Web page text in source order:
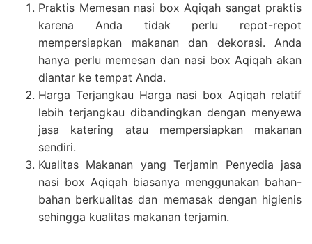
Praktis Memesan nasi box Aqiqah sangat praktis
karena Anda tidak perlu repot-repot
mempersiapkan makanan dan dekorasi. Anda
hanya perlu memesan dan nasi box Aqiqah akan
diantar ke tempat Anda.
Harga Terjangkau Harga nasi box Aqiqah relatif
lebih terjangkau dibandingkan dengan menyewa
jasa katering atau mempersiapkan makanan
sendiri.
Kualitas Makanan yang Terjamin Penyedia jasa
nasi box Aqiqah biasanya menggunakan bahan-
bahan berkualitas dan memasak dengan higienis
sehingga kualitas makanan terjamin.